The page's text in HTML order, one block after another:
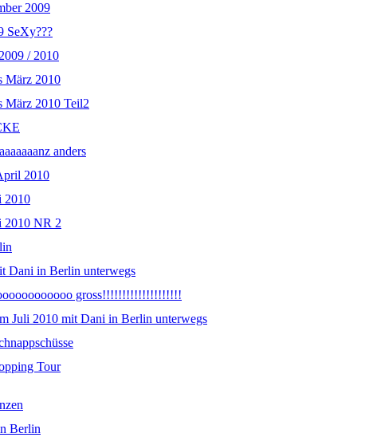
2009
SeXy???
/ 2010
März 2010
März 2010 Teil2
anders
2010
2010
2010 NR 2
Dani in Berlin unterwegs
gross!!!!!!!!!!!!!!!!!!!!
Juli 2010 mit Dani in Berlin unterwegs
Tour
Berlin